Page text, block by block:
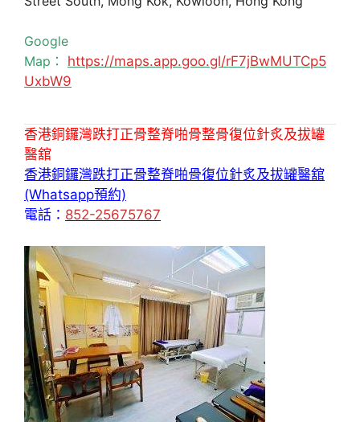
Google
Map： https://maps.app.goo.gl/rF7jBwMUTCp5
UxbW9
香港銅鑼灣跌打正骨整脊啪骨整骨復位針炙及拔罐
醫舘
香港銅鑼灣跌打正骨整脊啪骨復位針炙及拔罐醫舘
(Whatsapp預約)
電話： 852-25675767